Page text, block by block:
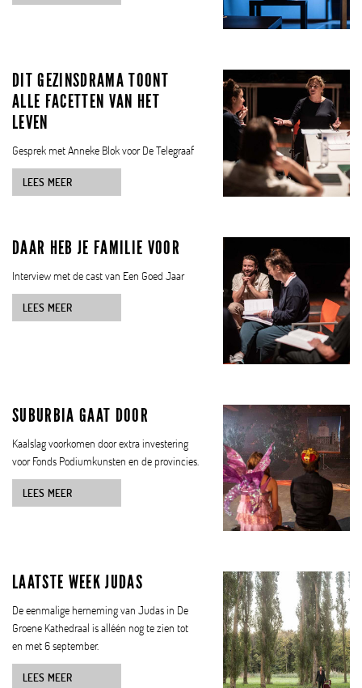
DIT GEZINSDRAMA TOONT
ALLE FACETTEN VAN HET
LEVEN
Gesprek met Anneke Blok voor De Telegraaf
LEES MEER
DAAR HEB JE FAMILIE VOOR
Interview met de cast van Een Goed Jaar
LEES MEER
SUBURBIA GAAT DOOR
Kaalslag voorkomen door extra investering
voor Fonds Podiumkunsten en de provincies.
LEES MEER
LAATSTE WEEK JUDAS
De eenmalige herneming van Judas in De
Groene Kathedraal is alléén nog te zien tot
en met 6 september.
LEES MEER